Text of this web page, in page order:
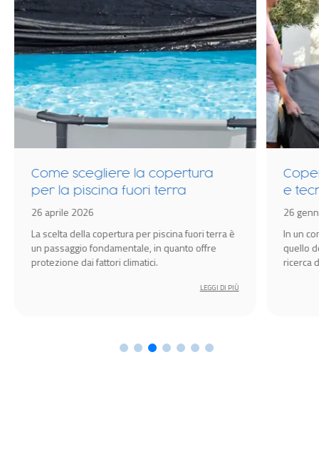
Come scegliere la copertura
per la piscina fuori terra
26 aprile 2026
La scelta della copertura per piscina fuori terra è
un passaggio fondamentale, in quanto offre
protezione dai fattori climatici.
LEGGI DI PIÙ
e
26
In un
quello
ricerca